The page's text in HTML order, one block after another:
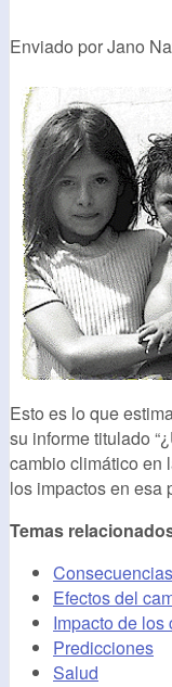
Enviado porJano
Esto es lo que
su informe titulado
cambio climático en
los impactos en esa
Temas
Consecuencias
Efectos del
Impacto de los
Predicciones
Salud